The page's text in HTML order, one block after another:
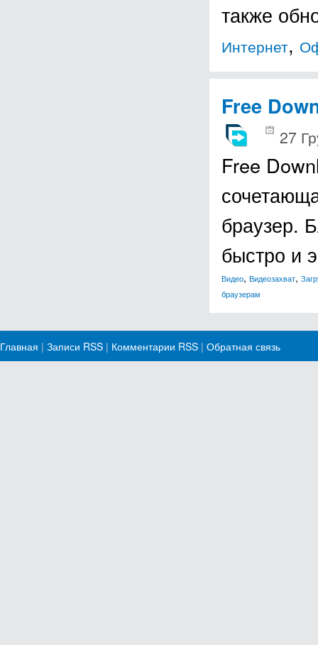
также
Интернет,
Free
27
Free
браузер.
быстро и
Видео, Видеозахват,
браузерам
Главная | Записи RSS | Комментарии RSS | Обратная связь